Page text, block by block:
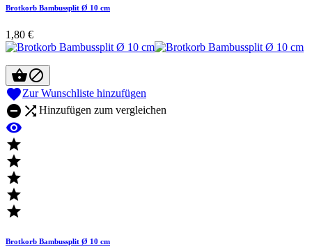
Brotkorb Bambussplit Ø 10 cm
1,80 €

Zur Wunschliste hinzufügen
  Hinzufügen zum vergleichen






Brotkorb Bambussplit Ø 10 cm